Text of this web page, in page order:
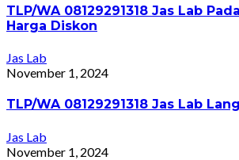
TLP/WA 08129291318 Jas Lab
Harga Diskon
Jas Lab
November 1, 2024
TLP/WA 08129291318 Jas Lab
Jas Lab
November 1, 2024